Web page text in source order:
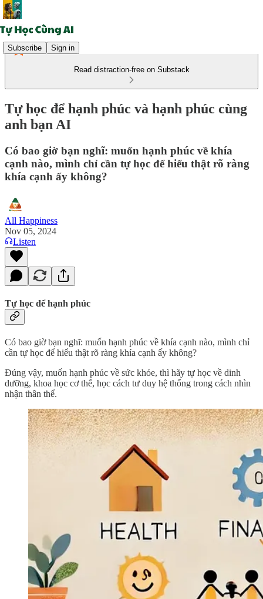
Subscribe Sign in
Read distraction-free on Substack
Tự học để hạnh phúc và hạnh phúc cùng
anh bạn AI
Có bao giờ bạn nghĩ: muốn hạnh phúc về khía
cạnh nào, mình chỉ cần tự học để hiểu thật rõ ràng
khía cạnh ấy không?
All Happiness
Nov 05, 2024
Listen
Tự học để hạnh phúc
Có bao giờ bạn nghĩ: muốn hạnh phúc về khía cạnh nào, mình chỉ
cần tự học để hiểu thật rõ ràng khía cạnh ấy không?
Đúng vậy, muốn hạnh phúc về sức khỏe, thì hãy tự học về dinh
dưỡng, khoa học cơ thể, học cách tư duy hệ thống trong cách nhìn
nhận thân thể.